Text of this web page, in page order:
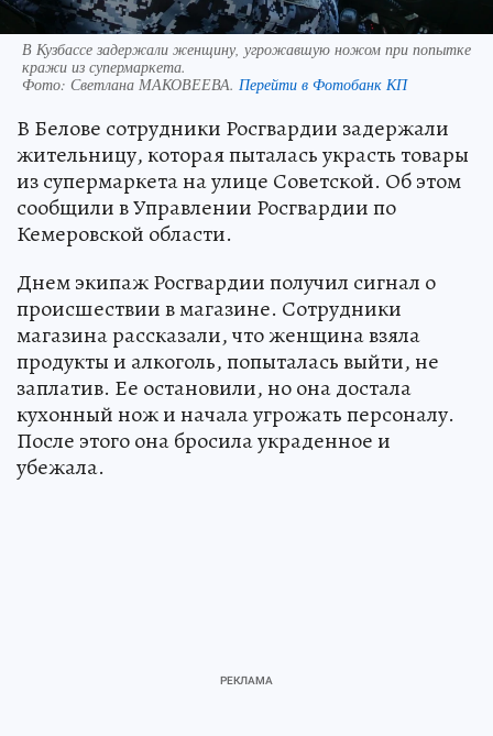
В Кузбассе задержали женщину, угрожавшую ножом при попытке
кражи из супермаркета.
Фото: Светлана МАКОВЕЕВА. Перейти в Фотобанк КП
В Белове сотрудники Росгвардии задержали
жительницу, которая пыталась украсть товары
из супермаркета на улице Советской. Об этом
сообщили в Управлении Росгвардии по
Кемеровской области.
Днем экипаж Росгвардии получил сигнал о
происшествии в магазине. Сотрудники
магазина рассказали, что женщина взяла
продукты и алкоголь, попыталась выйти, не
заплатив. Ее остановили, но она достала
кухонный нож и начала угрожать персоналу.
После этого она бросила украденное и
убежала.